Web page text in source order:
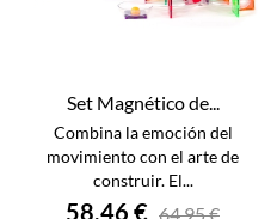
Set Magnético de...
Combina la emoción del
movimiento con el arte de
construir. El...
58,46 € 64,95 €